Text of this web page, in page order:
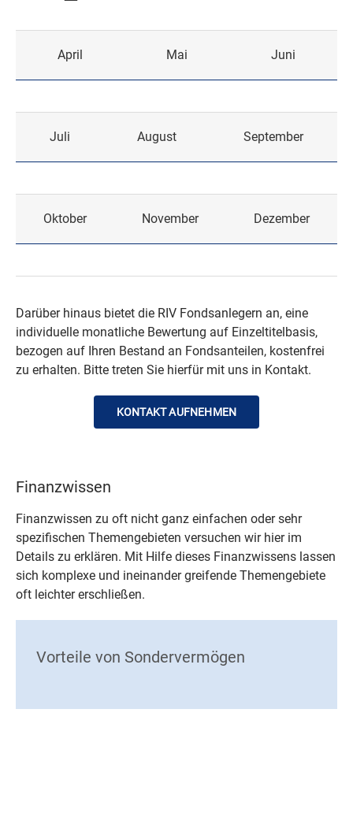
April Mai Juni
Juli August September
Oktober November Dezember
Darüber hinaus bietet die RIV Fondsanlegern an, eine
individuelle monatliche Bewertung auf Einzeltitelbasis,
bezogen auf Ihren Bestand an Fondsanteilen, kostenfrei
zu erhalten. Bitte treten Sie hierfür mit uns in Kontakt.
KONTAKT AUFNEHMEN
Finanzwissen
Finanzwissen zu oft nicht ganz einfachen oder sehr
spezifischen Themengebieten versuchen wir hier im
Details zu erklären. Mit Hilfe dieses Finanzwissens lassen
sich komplexe und ineinander greifende Themengebiete
oft leichter erschließen.
Vorteile von Sondervermögen